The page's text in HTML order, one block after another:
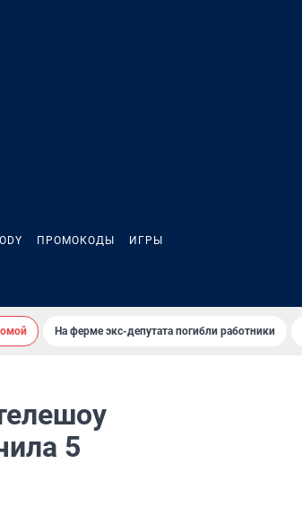
ПРОМОКОДЫ ИГРЫ
На ферме экс-депутата погибли работники
5